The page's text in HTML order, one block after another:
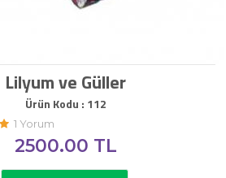
Lilyum ve Güller
Ürün Kodu : 112
1 Yorum
2500.00 TL